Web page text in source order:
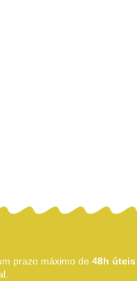
prazo máximo de 48h úteis